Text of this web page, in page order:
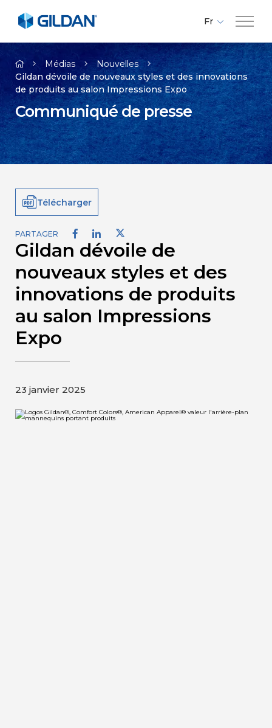
Compagnie
Marques
Investisseurs
Médias
Carrières
Page d’accueil de Gildan et
HanesBrands
Fr
En
Es
Médias
Nouvelles
Gildan dévoile de nouveaux styles et des innovations
de produits au salon Impressions Expo
Communiqué de presse
Télécharger
PARTAGER
Gildan dévoile de
nouveaux styles et des
innovations de produits
au salon Impressions
Expo
23 janvier 2025